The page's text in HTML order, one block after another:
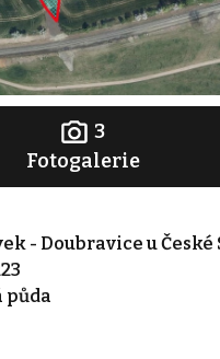
3
Fotogalerie
- Doubravice u
půda